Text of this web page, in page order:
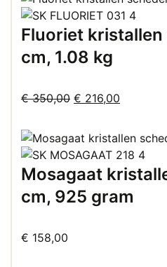
Fluoriet kristallen
cm, 1.08 kg
€350,00 Oorspronkelijke
was:
€ 350,00.
€ 216,00
is:
€ 216,00.
Mosagaat
cm, 925 gram
€ 158,00